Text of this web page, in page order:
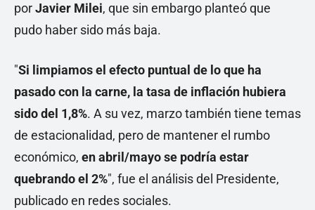
porJavier Milei, que sin embargo planteó que
pudo haber sido más baja.
"Si limpiamos el efecto puntual de lo que ha
pasado con la carne, la tasa de inflación hubiera
sido del 1,8%. A su vez, marzo también tiene temas
de estacionalidad, pero de mantener el rumbo
económico, en abril/mayo se podría estar
quebrando el 2%", fue el análisis del Presidente,
publicado en redes sociales.